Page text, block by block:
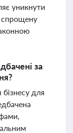
уникнути
спрощену
за
для